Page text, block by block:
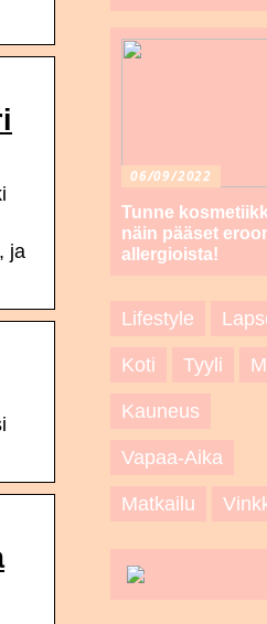
ja
06/09/2022
Tunne
näin pääset
allergioista!
Lifestyle
Koti Tyyli
Kauneus
Vapaa-Aika
Matkailu